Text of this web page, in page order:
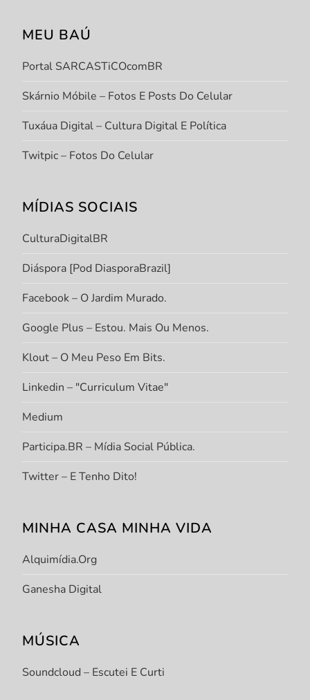
MEU BAÚ
Portal SARCASTiCOcomBR
Skárnio Móbile – Fotos E Posts Do Celular
Tuxáua Digital – Cultura Digital E Política
Twitpic – Fotos Do Celular
MÍDIAS SOCIAIS
CulturaDigitalBR
Diáspora [Pod DiasporaBrazil]
Facebook – O Jardim Murado.
Google Plus – Estou. Mais Ou Menos.
Klout – O Meu Peso Em Bits.
Linkedin – "Curriculum Vitae"
Medium
Participa.BR – Mídia Social Pública.
Twitter – E Tenho Dito!
MINHA CASA MINHA VIDA
Alquimídia.org
Ganesha Digital
MÚSICA
Soundcloud – Escutei E Curti